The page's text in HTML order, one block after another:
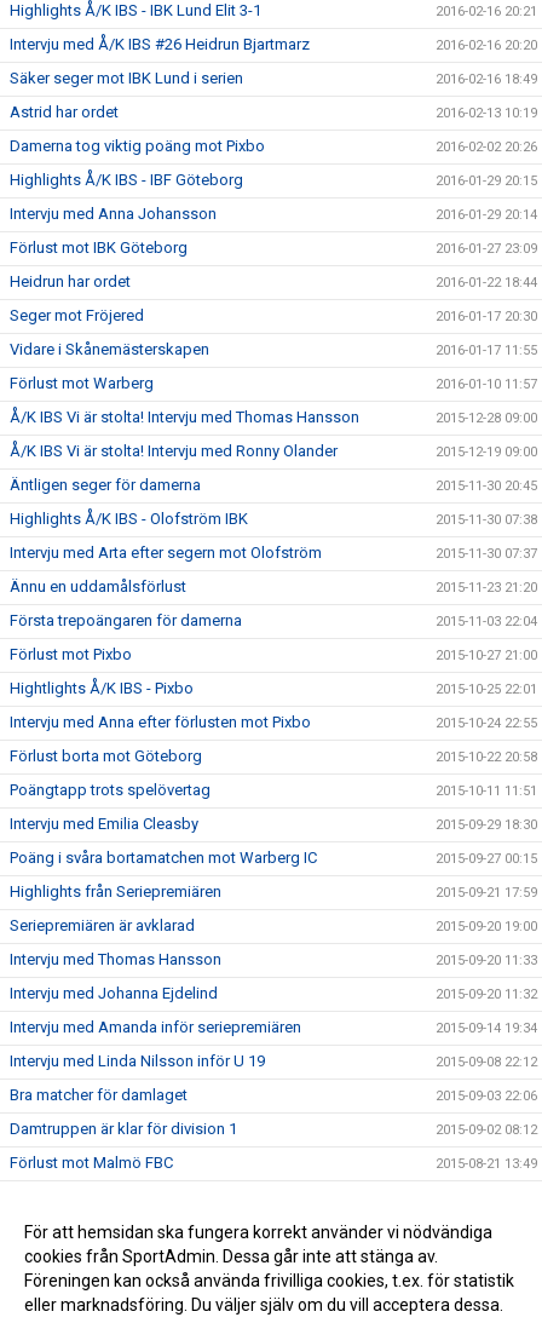
Highlights Å/K IBS - IBK Lund Elit 3-1 2016-02-16 20:21
Intervju med Å/K IBS #26 Heidrun Bjartmarz 2016-02-16 20:20
Säker seger mot IBK Lund i serien 2016-02-16 18:49
Astrid har ordet 2016-02-13 10:19
Damerna tog viktig poäng mot Pixbo 2016-02-02 20:26
Highlights Å/K IBS - IBF Göteborg 2016-01-29 20:15
Intervju med Anna Johansson 2016-01-29 20:14
Förlust mot IBK Göteborg 2016-01-27 23:09
Heidrun har ordet 2016-01-22 18:44
Seger mot Fröjered 2016-01-17 20:30
Vidare i Skånemästerskapen 2016-01-17 11:55
Förlust mot Warberg 2016-01-10 11:57
Å/K IBS Vi är stolta! Intervju med Thomas Hansson 2015-12-28 09:00
Å/K IBS Vi är stolta! Intervju med Ronny Olander 2015-12-19 09:00
Äntligen seger för damerna 2015-11-30 20:45
Highlights Å/K IBS - Olofström IBK 2015-11-30 07:38
Intervju med Arta efter segern mot Olofström 2015-11-30 07:37
Ännu en uddamålsförlust 2015-11-23 21:20
Första trepoängaren för damerna 2015-11-03 22:04
Förlust mot Pixbo 2015-10-27 21:00
Hightlights Å/K IBS - Pixbo 2015-10-25 22:01
Intervju med Anna efter förlusten mot Pixbo 2015-10-24 22:55
Förlust borta mot Göteborg 2015-10-22 20:58
Poängtapp trots spelövertag 2015-10-11 11:51
Intervju med Emilia Cleasby 2015-09-29 18:30
Poäng i svåra bortamatchen mot Warberg IC 2015-09-27 00:15
Highlights från Seriepremiären 2015-09-21 17:59
Seriepremiären är avklarad 2015-09-20 19:00
Intervju med Thomas Hansson 2015-09-20 11:33
Intervju med Johanna Ejdelind 2015-09-20 11:32
Intervju med Amanda inför seriepremiären 2015-09-14 19:34
Intervju med Linda Nilsson inför U 19 2015-09-08 22:12
Bra matcher för damlaget 2015-09-03 22:06
Damtruppen är klar för division 1 2015-09-02 08:12
Förlust mot Malmö FBC 2015-08-21 13:49
Highlights Å/K IBS - Slovakien 8-6 2015-08-06 18:04
Seger i Vänskapsmatchen mot Slovakien 2015-08-06 10:16
För att hemsidan ska fungera korrekt använder vi nödvändiga
cookies från SportAdmin. Dessa går inte att stänga av.
Föreningen kan också använda frivilliga cookies, t.ex. för statistik
eller marknadsföring. Du väljer själv om du vill acceptera dessa.